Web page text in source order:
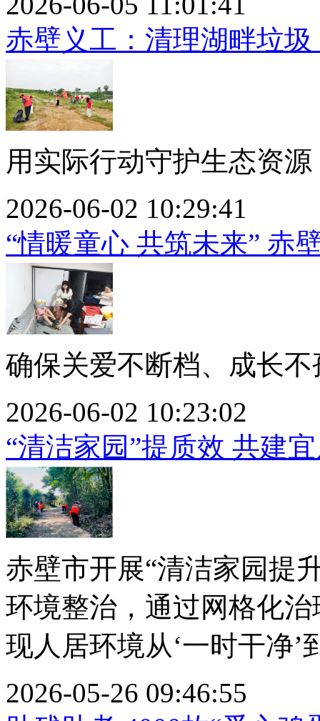
赤壁义工：清理湖畔垃
用实际行动守护生态资
2026-06-02 10:29:41
“情暖童心 共筑未来” 赤
确保关爱不断档、成长不
2026-06-02 10:23:02
“清洁家园”提质效 共建
赤壁市开展“清洁家园提
环境整治，通过网格化
现人居环境从‘一时干净’
2026-05-26 09:46:55